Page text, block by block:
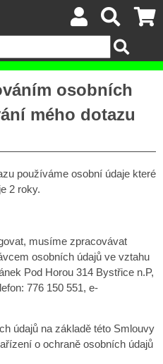
osobních
mého dotazu
používáme osobní údaje které
2 roky.
musíme zpracovávat
osobních údajů ve vztahu
Pod Horou 314 Bystřice n.P,
776 150 551, e-
údajů na základě této Smlouvy
o ochraně osobních údajů